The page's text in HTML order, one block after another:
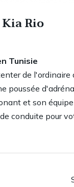
Rio
Tunisie
de
poussée
et son
conduite pour